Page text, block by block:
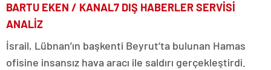
BARTU EKEN / KANAL7 DIŞ HABERLER SERVİSİ
ANALİZ
İsrail, Lübnan’ın başkenti Beyrut’ta bulunan Hamas
ofisine insansız hava aracı ile saldırı gerçekleştirdi.